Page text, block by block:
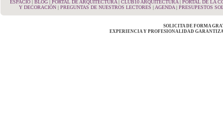
ESPACIO| BLOG| PORTAL DE ARQUITECTURA| CLUB10 ARQUITECTURA| PORTAL DE LA
Y DECORACIÓN| PREGUNTAS DE NUESTROS LECTORES | AGENDA| PRESUPESTOS
SOLICITA DE FORMA
EXPERIENCIA Y PROFESIONALIDAD